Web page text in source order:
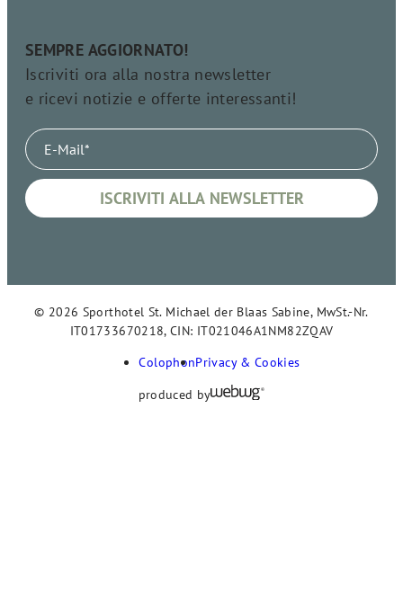
SEMPRE AGGIORNATO!
Iscriviti ora alla nostra newsletter
e ricevi notizie e offerte interessanti!
© 2026 Sporthotel St. Michael der Blaas Sabine, MwSt.-Nr.
IT01733670218, CIN: IT021046A1NM82ZQAV
ColophonPrivacy & Cookies
produced by